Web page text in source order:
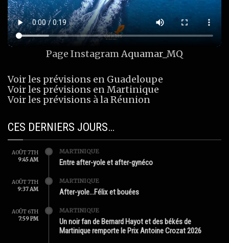
Page InstagramAquamar_MQ
Voir les prévisions en Guadeloupe
Voir les prévisions en Martinique
Voir les prévisions à la Réunion
CES DERNIERS JOURS…
AOÛT 7TH
9:45 AM
MARTINIQUE
Entre after-yole et after-gynéco
AOÛT 7TH
9:37 AM
MARTINIQUE
After-yole…Félix et bouées
AOÛT 6TH
7:59 PM
MARTINIQUE
Un noir fan de Bernard Hayot et des békés de
Martinique remporte le Prix Antoine Crozat 2026